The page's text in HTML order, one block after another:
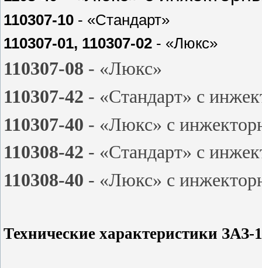
110307-10 - «Стандарт»
110307-01, 110307-02 - «Люкс»
110307-08 - «Люкс»
110307-42 - «Стандарт» с
110307-40 - «Люкс» с
110308-42 - «Стандарт» с
110308-40 - «Люкс» с
Технические характеристики ЗАЗ-